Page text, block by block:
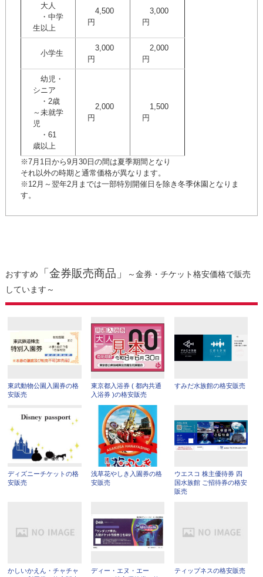
大人
・中学
生以上
4,500
円
3,000
円
小学生
3,000
円
2,000
円
幼児・
シニア
・2歳
～未就学
児
・61
歳以上
2,000
円
1,500
円
※7月1日から9月30日の間は夏季期間となり
それ以外の時期と通常価格が異なります。
※12月～翌年2月までは一部特別開催日を除き冬季休園となりま
す。
おすすめ 「金券販売商品」
～金券・チケット格安価格で販売
しています～
東武動物公園入園券の格
安販売
東京都入浴券 ( 都内共通
入浴券 )の格安販売
すみだ水族館の格安販売
ディズニーチケットの格
安販売
浅草花やしき入園券の格
安販売
ウエスコ 株主優待券 四
国水族館 ご招待券の格安
販売
かしいかえん・チャチャ
ディー・エヌ・エー
ティップネスの格安販売